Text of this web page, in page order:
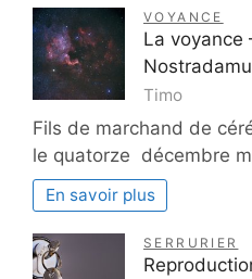
VOYANCE
La voyance
Timo
Fils de marchand de
le quatorze décembre
En savoir plus
SERRURIER